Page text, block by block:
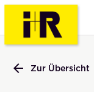
Zur Übersicht